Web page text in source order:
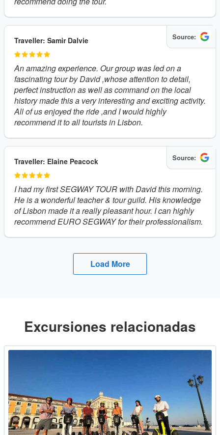
Traveller: Samir Dalvie Source:
An amazing experience. Our group was led on a
fascinating tour by David ,whose attention to detail,
perfect instruction as well as command on the local
history made this a very interesting and exciting activity.
All of us enjoyed the ride ,and I would highly
recommend it to all tourists in Lisbon.
Traveller: Elaine Peacock Source:
I had my first SEGWAY TOUR with David this morning.
He is a wonderful teacher & tour guild. His knowledge
of Lisbon made it a really pleasant hour. I can highly
recommend EURO SEGWAY for their professionalism.
Load More
Excursiones relacionadas